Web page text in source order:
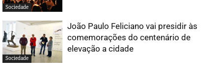
Sociedade
Sociedade
João Paulo Feliciano vai presidir às
comemorações do centenário de
elevação a cidade